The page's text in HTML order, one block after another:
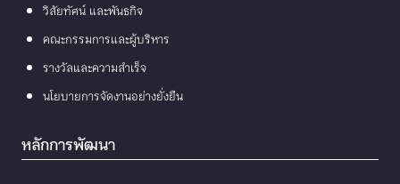
วิสัยทัศน์ และพันธกิจ
คณะกรรมการและผู้บริหาร
รางวัลและความสำเร็จ
นโยบายการจัดงานอย่างยั่งยืน
หลักการพัฒนา